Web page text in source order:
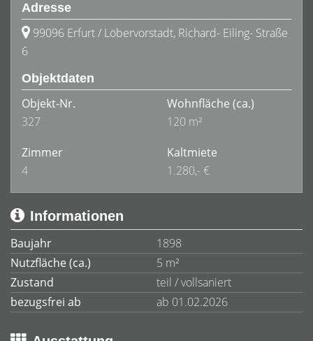
Adresse
99096 Erfurt / Löbervorstadt, Richard- Eiling- Straße
6
Objektdaten
Objekt-Nr.
327
Wohnfläche (ca.)
120 m²
Zimmer
4
Kaltmiete
1.280,- €
Informationen
Baujahr
1898
Nutzfläche (ca.)
5 m²
Zustand
teil / vollsaniert
bezugsfrei ab
ab 01.02.2026